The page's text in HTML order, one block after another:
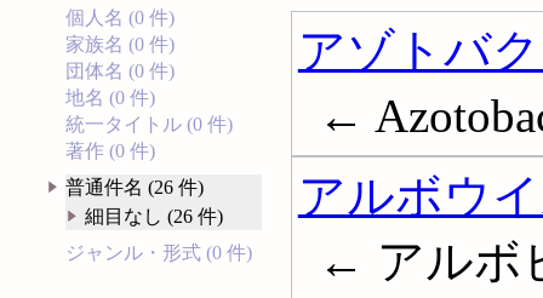
個人名 (0 件)
家族名 (0 件)
団体名 (0 件)
地名 (0 件)
統一タイトル (0 件)
著作 (0 件)
普通件名 (26 件)
細目なし (26 件)
ジャンル・形式 (0 件)
アゾトバ
←
アルボウ
← アルボ